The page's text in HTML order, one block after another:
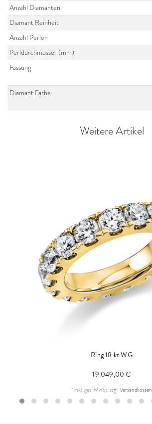
Anzahl Diamanten
Diamant Reinheit
Anzahl Perlen
Perldurchmesser (mm)
Fassung
Diamant Farbe
Weitere Artikel
Ring 18 kt WG
19.049,00 €
* inkl. ges. MwSt.zzgl.Versandkosten